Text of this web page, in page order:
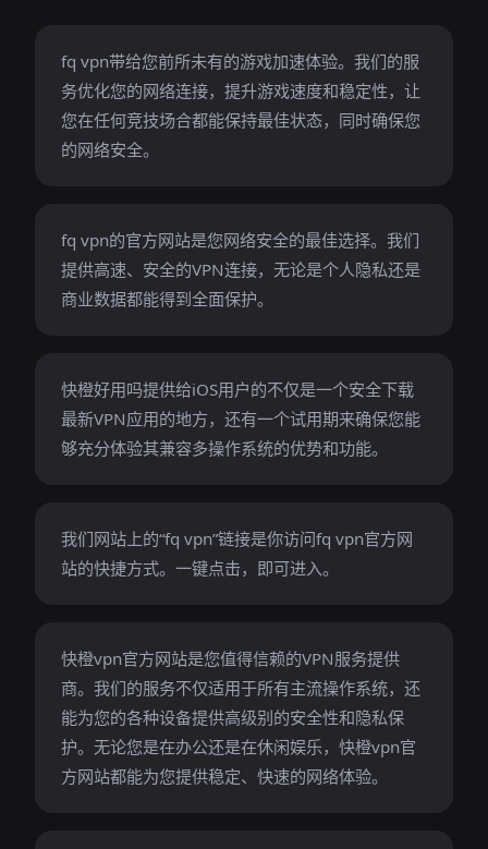
fq vpn带给您前所未有的游戏加速体验。我们的服
务优化您的网络连接，提升游戏速度和稳定性，让
您在任何竞技场合都能保持最佳状态，同时确保您
的网络安全。
fq vpn的官方网站是您网络安全的最佳选择。我们
提供高速、安全的VPN连接，无论是个人隐私还是
商业数据都能得到全面保护。
快橙好用吗提供给iOS用户的不仅是一个安全下载
最新VPN应用的地方，还有一个试用期来确保您能
够充分体验其兼容多操作系统的优势和功能。
我们网站上的“fq vpn”链接是你访问fq vpn官方网
站的快捷方式。一键点击，即可进入。
快橙vpn官方网站是您值得信赖的VPN服务提供
商。我们的服务不仅适用于所有主流操作系统，还
能为您的各种设备提供高级别的安全性和隐私保
护。无论您是在办公还是在休闲娱乐，快橙vpn官
方网站都能为您提供稳定、快速的网络体验。